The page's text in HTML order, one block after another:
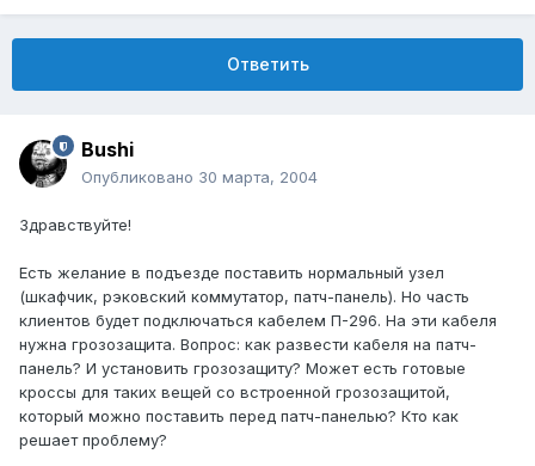
Ответить
Bushi
Опубликовано 30 марта, 2004
Здравствуйте!
Есть желание в подъезде поставить нормальный узел
(шкафчик, рэковский коммутатор, патч-панель). Но часть
клиентов будет подключаться кабелем П-296. На эти кабеля
нужна грозозащита. Вопрос: как развести кабеля на патч-
панель? И установить грозозащиту? Может есть готовые
кроссы для таких вещей со встроенной грозозащитой,
который можно поставить перед патч-панелью? Кто как
решает проблему?